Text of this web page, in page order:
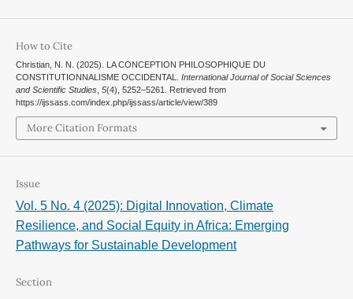
How to Cite
Christian, N. N. (2025). LA CONCEPTION PHILOSOPHIQUE DU
CONSTITUTIONNALISME OCCIDENTAL. International Journal of Social Sciences
and Scientific Studies, 5(4), 5252–5261. Retrieved from
https://ijssass.com/index.php/ijssass/article/view/389
More Citation Formats
Issue
Vol. 5 No. 4 (2025): Digital Innovation, Climate
Resilience, and Social Equity in Africa: Emerging
Pathways for Sustainable Development
Section